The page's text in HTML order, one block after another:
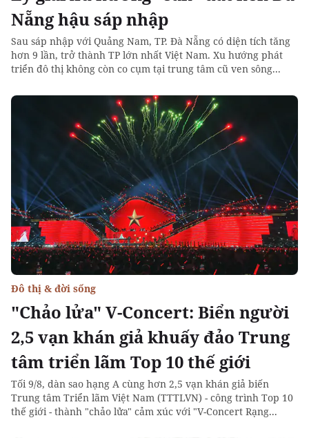
Nẵng hậu sáp nhập
Sau sáp nhập với Quảng Nam, TP. Đà Nẵng có diện tích tăng
hơn 9 lần, trở thành TP lớn nhất Việt Nam. Xu hướng phát
triển đô thị không còn co cụm tại trung tâm cũ ven sông...
"Chảo lửa" V-Concert: Biển người
2,5 vạn khán giả khuấy đảo Trung
tâm triển lãm Top 10 thế giới
Đô thị & đời sống
Tối 9/8, dàn sao hạng A cùng hơn 2,5 vạn khán giả biến
Trung tâm Triển lãm Việt Nam (TTTLVN) - công trình Top 10
thế giới - thành "chảo lửa" cảm xúc với "V-Concert Rạng...